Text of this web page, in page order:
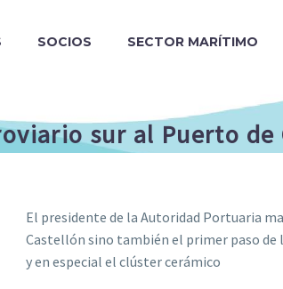
SOCIOS SECTOR MARÍTIMO
sur al Puerto
El presidente de la Autoridad Portuaria
Castellón sino también el primer paso
y en especial el clúster cerámico